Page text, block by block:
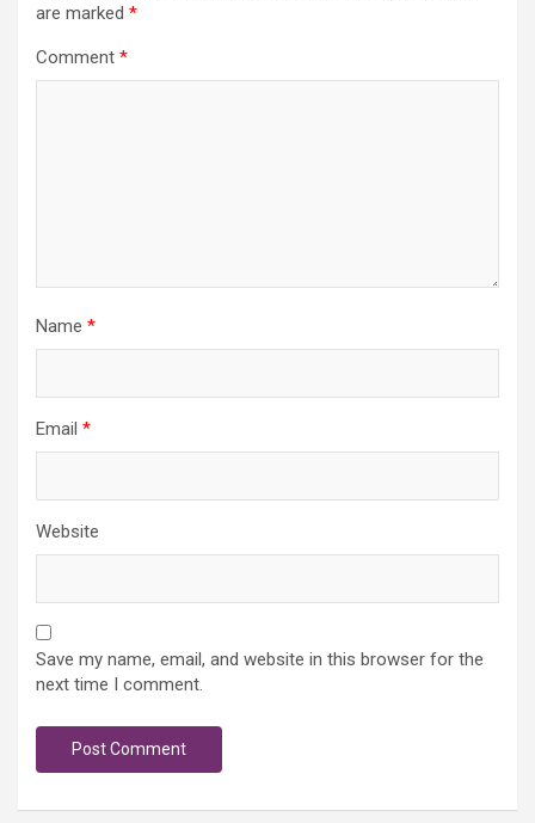
are marked *
Comment *
Name *
Email *
Website
Save my name, email, and website in this browser for the
next time I comment.